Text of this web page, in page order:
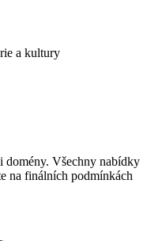
a kultury
domény. Všechny nabídky
na finálních podmínkách